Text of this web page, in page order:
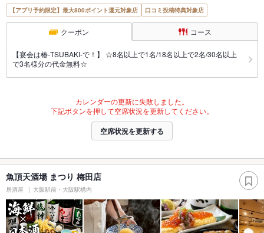
【アプリ予約限定】最大800ポイント還元対象店 口コミ投稿特典対象店
クーポン コース
【宴会は椿-TSUBAKI-で！】 ☆8名以上で1名/18名以上で2名/30名以上
で3名様分の代金無料☆
カレンダーの更新に失敗しました。
下記ボタンを押して空席状況を更新してください。
空席状況を更新する
魚頂天酒場 まつり 梅田店
居酒屋 大阪駅前・大阪駅構内